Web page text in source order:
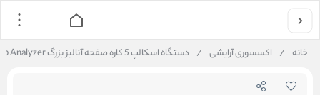
خانه / اکسسوری آرایشی / دستگاه اسکالپ 5 کاره صفحه آنالیز بزرگ lizze Lizze 5 in 1 scalp Analyzer